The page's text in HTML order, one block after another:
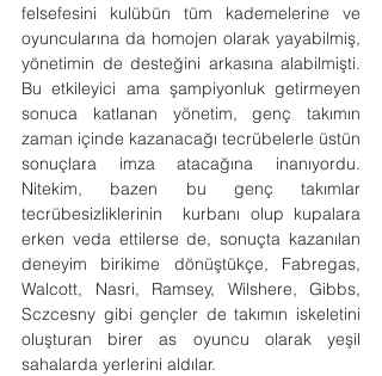
felsefesini kulübün tüm kademelerine ve
oyuncularına da homojen olarak yayabilmiş,
yönetimin de desteğini arkasına alabilmişti.
Bu etkileyici ama şampiyonluk getirmeyen
sonuca katlanan yönetim, genç takımın
zaman içinde kazanacağı tecrübelerle üstün
sonuçlara imza atacağına inanıyordu.
Nitekim, bazen bu genç takımlar
tecrübesizliklerinin  kurbanı olup kupalara
erken veda ettilerse de, sonuçta kazanılan
deneyim birikime dönüştükçe, Fabregas,
Walcott, Nasri, Ramsey, Wilshere, Gibbs,
Sczcesny gibi gençler de takımın iskeletini
oluşturan birer as oyuncu olarak yeşil
sahalarda yerlerini aldılar.